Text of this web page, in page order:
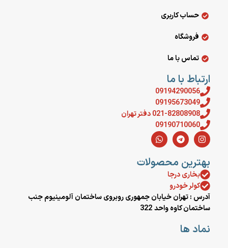
حساب کاربری
فروشگاه
تماس با ما
ارتباط با ما
09194290056
09195673049
021-82808908 دفتر تهران
09190710060
بهترین محصولات
بخاری درجا
کولر خودرو
آدرس : تهران خیابان جمهوری روبروی ساختمان آلومینیوم جنب
ساختمان کاوه واحد 322
نماد ها